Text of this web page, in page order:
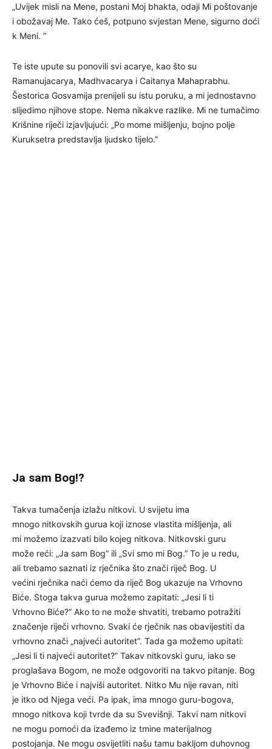
„Uvijek misli na Mene, postani Moj bhakta, odaji Mi poštovanje
i obožavaj Me. Tako ćeš, potpuno svjestan Mene, sigurno doći
k Meni. ”
Te iste upute su ponovili svi acarye, kao što su
Ramanujacarya, Madhvacarya i Caitanya Mahaprabhu.
Šestorica Gosvamija prenijeli su istu poruku, a mi jednostavno
slijedimo njihove stope. Nema nikakve razlike. Mi ne tumačimo
Krišnine riječi izjavljujući: „Po mome mišljenju, bojno polje
Kuruksetra predstavlja ljudsko tijelo.”
Ja sam Bog!?
Takva tumačenja izlažu nitkovi. U svijetu ima
mnogo nitkovskih gurua koji iznose vlastita mišljenja, ali
mi možemo izazvati bilo kojeg nitkova. Nitkovski guru
može reći: „Ja sam Bog” ili „Svi smo mi Bog.” To je u redu,
ali trebamo saznati iz rječnika što znači riječ Bog. U
većini rječnika naći ćemo da riječ Bog ukazuje na Vrhovno
Biće. Stoga takva gurua možemo zapitati: „Jesi li ti
Vrhovno Biće?” Ako to ne može shvatiti, trebamo potražiti
značenje riječi vrhovno. Svaki će rječnik nas obavijestiti da
vrhovno znači „najveći autoritet”. Tada ga možemo upitati:
„Jesi li ti najveći autoritet?” Takav nitkovski guru, iako se
proglašava Bogom, ne može odgovoriti na takvo pitanje. Bog
je Vrhovno Biće i najviši autoritet. Nitko Mu nije ravan, niti
je itko od Njega veći. Pa ipak, ima mnogo guru-bogova,
mnogo nitkova koji tvrde da su Svevišnji. Takvi nam nitkovi
ne mogu pomoći da izađemo iz tmine materijalnog
postojanja. Ne mogu osvijetliti našu tamu bakljom duhovnog